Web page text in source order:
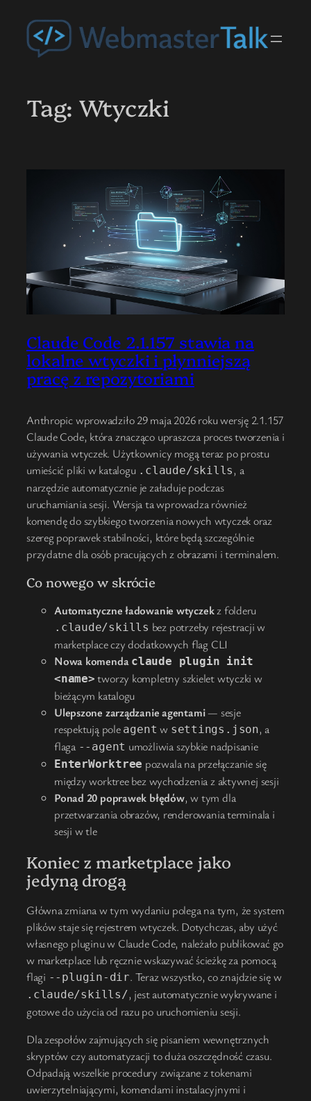
treści
Tag: Wtyczki
Claude Code 2.1.157 stawia na
lokalne wtyczki i płynniejszą
pracę z repozytoriami
Anthropic wprowadziło 29 maja 2026 roku wersję 2.1.157
Claude Code, która znacząco upraszcza proces tworzenia i
używania wtyczek. Użytkownicy mogą teraz po prostu
umieścić pliki w katalogu .claude/skills, a
narzędzie automatycznie je załaduje podczas
uruchamiania sesji. Wersja ta wprowadza również
komendę do szybkiego tworzenia nowych wtyczek oraz
szereg poprawek stabilności, które będą szczególnie
przydatne dla osób pracujących z obrazami i terminalem.
Co nowego w skrócie
Automatyczne ładowanie wtyczekz folderu
.claude/skills bez potrzeby rejestracji w
marketplace czy dodatkowych flag CLI
Nowa komenda claude plugin init
<name> tworzy kompletny szkielet wtyczki w
bieżącym katalogu
Ulepszone zarządzanie agentami— sesje
respektują pole agent w settings.json, a
flaga --agent umożliwia szybkie nadpisanie
EnterWorktree pozwala na przełączanie się
między worktree bez wychodzenia z aktywnej sesji
Ponad 20 poprawek błędów, w tym dla
przetwarzania obrazów, renderowania terminala i
sesji w tle
Koniec z marketplace jako
jedyną drogą
Główna zmiana w tym wydaniu polega na tym, że system
plików staje się rejestrem wtyczek. Dotychczas, aby użyć
własnego pluginu w Claude Code, należało publikować go
w marketplace lub ręcznie wskazywać ścieżkę za pomocą
flagi --plugin-dir. Teraz wszystko, co znajdzie się w
.claude/skills/, jest automatycznie wykrywane i
gotowe do użycia od razu po uruchomieniu sesji.
Dla zespołów zajmujących się pisaniem wewnętrznych
skryptów czy automatyzacji to duża oszczędność czasu.
Odpadają wszelkie procedury związane z tokenami
uwierzytelniającymi, komendami instalacyjnymi i